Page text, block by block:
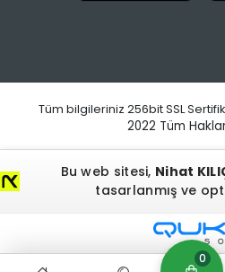
Tüm bilgileriniz 256bit SSL
2022 Tüm
Bu web sitesi, Nihat
tasarlanmış ve
0